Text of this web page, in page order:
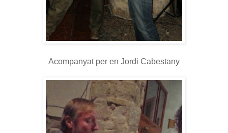
Acompanyat per en Jordi Cabestany